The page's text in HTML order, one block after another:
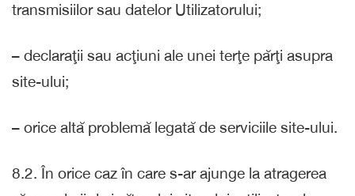
transmisiilor sau datelor Utilizatorului;
– declaraţii sau acţiuni ale unei terţe părţi asupra
site-ului;
– orice altă problemă legată de serviciile site-ului.
8.2. În orice caz în care s-ar ajunge la atragerea